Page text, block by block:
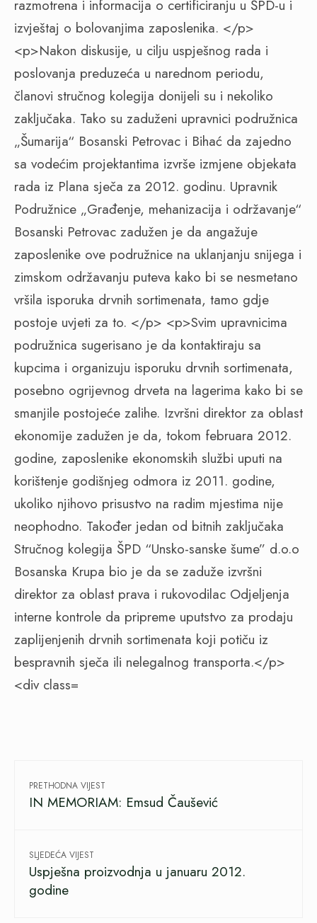
PRETHODNA VIJEST
IN MEMORIAM: Emsud Čaušević
SLJEDEĆA VIJEST
Uspješna proizvodnja u januaru 2012.
godine